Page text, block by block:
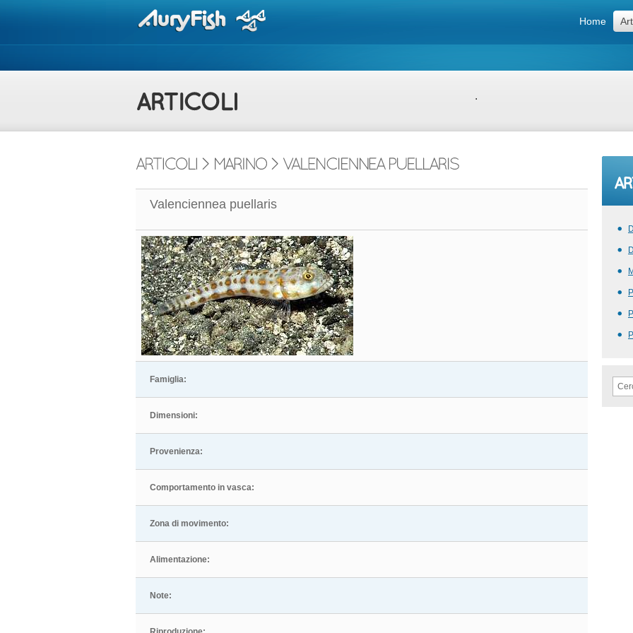
Home
.
Valenciennea puellaris
Famiglia:
Dimensioni:
Provenienza:
Comportamento in vasca:
Zona di movimento:
Alimentazione:
Note: